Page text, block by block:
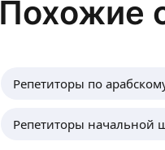
Похожие
Репетиторы по
Репетиторы начальной